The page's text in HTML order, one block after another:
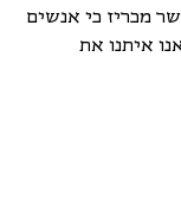
מכריז כי אנשים
איתנו את